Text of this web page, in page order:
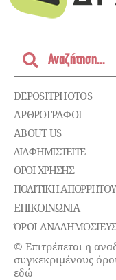
DEPOSITPHOTOS
ΑΡΘΡΟΓΡΑΦΟΙ
ABOUT US
ΔΙΑΦΗΜΙΣΤΕΊΤΕ
ΌΡΟΙ ΧΡΉΣΗΣ
ΠΟΛΙΤΙΚΉ ΑΠΟΡΡΉΤΟΥ
ΕΠΙΚΟΙΝΩΝΊΑ
ΌΡΟΙ
© Επιτρέπεται η
συγκεκριμένους
εδώ